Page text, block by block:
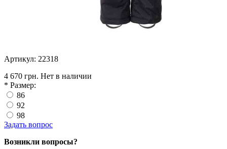
Артикул: 22318
4 670 грн. Нет в наличии
* Размер:
86
92
98
Задать вопрос
Возникли вопросы?